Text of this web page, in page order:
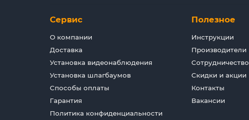
Сервис
О компании
Доставка
Установка видеонаблюдения
Установка шлагбаумов
Способы оплаты
Гарантия
Политика конфиденциальности
Полезное
Инструкции
Производители
Сотрудничество
Скидки и акции
Контакты
Вакансии